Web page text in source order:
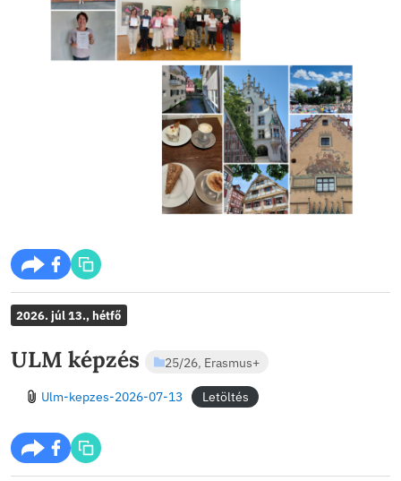
büszkélkedhetett, orgonája pedig különleges
nyűgözött le.
Külön szerencse volt, hogy éppen ott-tartózkodásom
rendezték meg Ulm legnagyobb ünnepét, a
hozzá kapcsolódó Nabadát, amely különleges
város hagyományaiba.
Rengeteg fotót készítettem az utazás során,
magyarországi németség története vagy a német
és népismeret. Bízom benne, hogy ezek az élmények
munkámat is gazdagítják majd, és közelebb hozzák
a közös történelmi és kulturális örökséget.